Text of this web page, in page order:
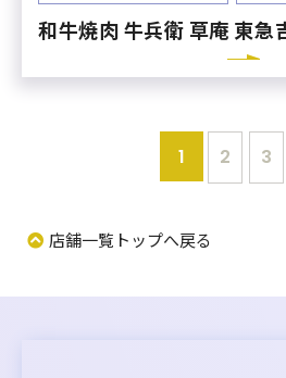
和牛焼肉 牛兵衛 草庵 東急
1 2 3
店舗一覧トップへ戻る